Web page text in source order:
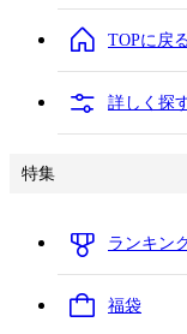
TOPに戻
詳しく探
特集
ランキン
福袋